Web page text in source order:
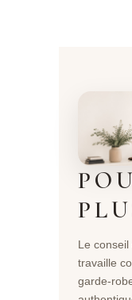
Le
travaille
garde-